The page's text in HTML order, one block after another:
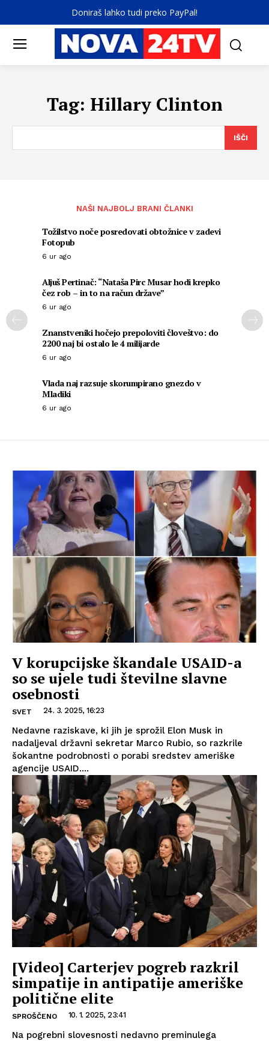
Doniraš lahko tudi preko PayPal!
Tag: Hillary Clinton
IŠČI
NAŠI NAJBOLJ BRANI ČLANKI
Tožilstvo noče posredovati obtožnice v zadevi
Fotopub
6 ur ago
Aljuš Pertinač: “Nataša Pirc Musar hodi krepko
čez rob – in to na račun države”
6 ur ago
Znanstveniki hočejo prepoloviti človeštvo: do
2200 naj bi ostalo le 4 milijarde
6 ur ago
Vlada naj razsuje skorumpirano gnezdo v
Mladiki
6 ur ago
V korupcijske škandale USAID-a
so se ujele tudi številne slavne
osebnosti
SVET 24. 3. 2025, 16:23
Nedavne raziskave, ki jih je sprožil Elon Musk in
nadaljeval državni sekretar Marco Rubio, so razkrile
šokantne podrobnosti o porabi sredstev ameriške
agencije USAID....
[Video] Carterjev pogreb razkril
simpatije in antipatije ameriške
politične elite
SPROŠČENO 10. 1. 2025, 23:41
Na pogrebni slovesnosti nedavno preminulega